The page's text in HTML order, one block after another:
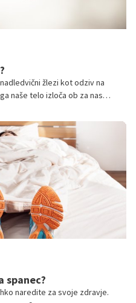
žlezi kot odziv na
naše telo izloča ob za nas
za naše zdravje, a moramo
pomena za uravnavanje
našemu telesu pri soočanju s
osnovi ni (zgolj) slab.
spanec?
naredite za svoje zdravje.